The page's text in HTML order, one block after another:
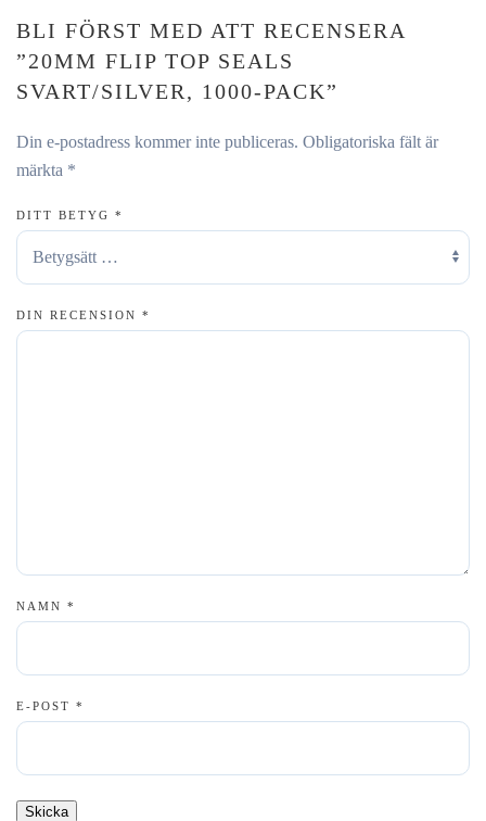
BLI FÖRST MED ATT RECENSERA
”20MM FLIP TOP SEALS
SVART/SILVER, 1000-PACK”
Din e-postadress kommer inte publiceras. Obligatoriska fält är
märkta *
DITT BETYG *
DIN RECENSION *
NAMN *
E-POST *